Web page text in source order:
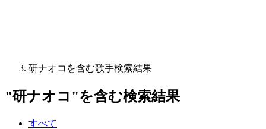
研ナオコを含む歌手検索結果
"研ナオコ "を含む検索結果
すべて